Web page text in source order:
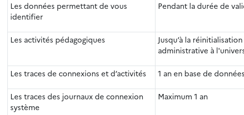
Les données permettant de vous
identifier
Pendant la durée de
Les activités pédagogiques
Jusqu’à la
administrative à
Les traces de connexions et d’activités 1 an en base de données
Les traces des journaux de connexion
système
Maximum 1 an